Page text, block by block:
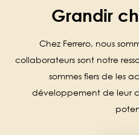
Grandir
Chez Ferrero, nous
collaborateurs sont notre
sommes fiers de les
développement de leur